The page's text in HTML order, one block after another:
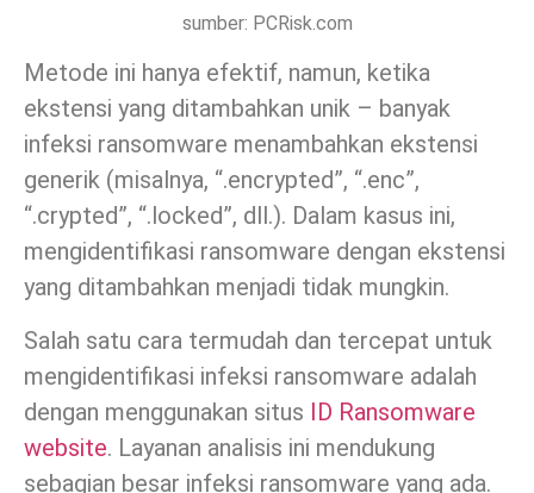
sumber: PCRisk.com
Metode ini hanya efektif, namun, ketika
ekstensi yang ditambahkan unik – banyak
infeksi ransomware menambahkan ekstensi
generik (misalnya, “.encrypted”, “.enc”,
“.crypted”, “.locked”, dll.). Dalam kasus ini,
mengidentifikasi ransomware dengan ekstensi
yang ditambahkan menjadi tidak mungkin.
Salah satu cara termudah dan tercepat untuk
mengidentifikasi infeksi ransomware adalah
dengan menggunakan situs ID Ransomware
website. Layanan analisis ini mendukung
sebagian besar infeksi ransomware yang ada.